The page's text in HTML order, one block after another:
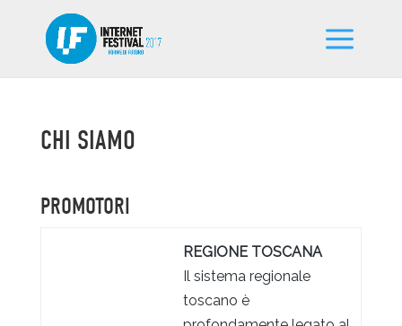
CHI SIAMO
PROMOTORI
REGIONE TOSCANA
Il sistema regionale
toscano è